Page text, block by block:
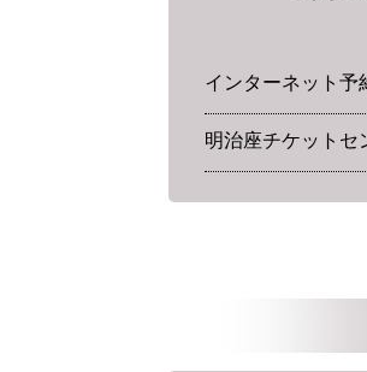
インターネット予
明治座チケットセ